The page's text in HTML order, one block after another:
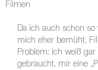
Filmen
Da ich auch schon so
mich eher bemüht,
Problem: ich weiß
gebraucht, mir eine